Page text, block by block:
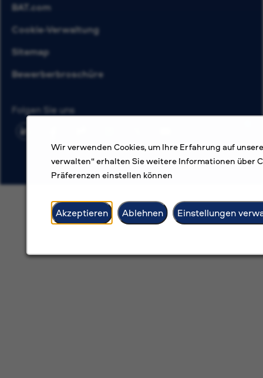
Wir verwenden Cookies, um Ihre Erfahrung auf
verwalten“ erhalten Sie weitere Informationen über
Präferenzen einstellen können
Akzeptieren Ablehnen Einstellungen
BAT.com
Cookie-Verwaltung
Sitemap
Bewerberbroschüre
Folgen Sie uns